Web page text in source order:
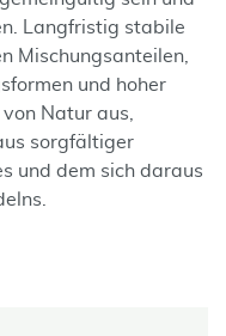
Langfristig stabile
Mischungsanteilen,
und hoher
Natur aus,
sorgfältiger
und dem sich daraus